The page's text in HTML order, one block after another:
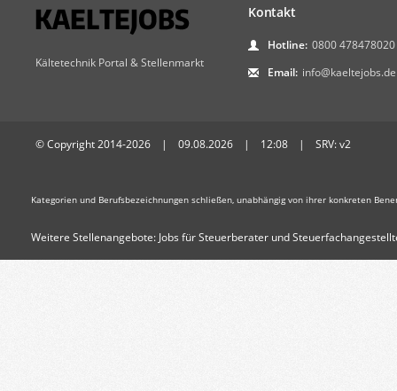
Kältetechnik Portal & Stellenmarkt
Kontakt
Hotline: 0800 478478020
Email: info@kaeltejobs.de
© Copyright 2014-2026 | 09.08.2026 | 12:08 | SRV: v2
Kategorien und Berufsbezeichnungen schließen, unabhängig von ihrer konkreten
Weitere Stellenangebote: Jobs für Steuerberater und